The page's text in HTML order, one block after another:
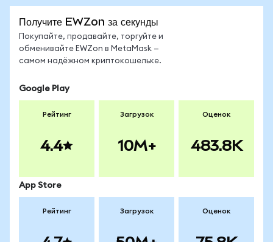
Получите EWZon за секунды
Покупайте, продавайте, торгуйте и
обменивайте EWZon в MetaMask —
самом надёжном криптокошельке.
Google Play
Рейтинг
4.4
Загрузок
10M+
Оценок
483.8K
App Store
Рейтинг Загрузок Оценок